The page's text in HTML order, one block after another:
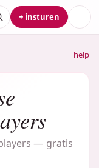
+ insturen
help
— gratis